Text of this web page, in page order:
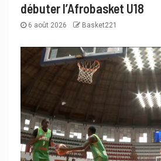
débuter l’Afrobasket U18
6 août 2026 Basket221